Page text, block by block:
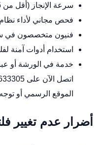
سرعة الإنجاز (أقل من 15 دقيقة)
فحص مجاني لأداء
فنيون متخصصون في
استخدام أدوات آمنة
خدمة في الورشة أو
اتصل الآن على 66633305 أو احجز الخدمة من خلال
الموقع الرسمي أو
أضرار عدم تغيير